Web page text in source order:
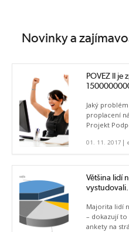
Novinky a
POVEZ II je
Jaký
proplacení
Projekt
01. 11. 2017 |
Většina lidí
vystudovali.
Majorita lidí
– dokazují to
ankety na